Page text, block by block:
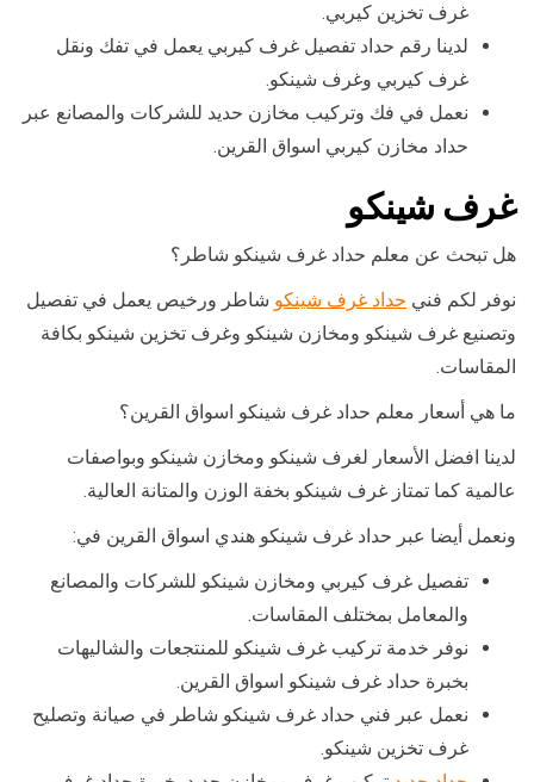
غرف تخزين كيربي.
لدينا رقم حداد تفصيل غرف كيربي يعمل في تفك ونقل
غرف كيربي وغرف شينكو.
نعمل في فك وتركيب مخازن حديد للشركات والمصانع عبر
حداد مخازن كيربي اسواق القرين.
غرف شينكو
هل تبحث عن معلم حداد غرف شينكو شاطر؟
نوفر لكم فني حداد غرف شينكو شاطر ورخيص يعمل في تفصيل
وتصنيع غرف شينكو ومخازن شينكو وغرف تخزين شينكو بكافة
المقاسات.
ما هي أسعار معلم حداد غرف شينكو اسواق القرين؟
لدينا افضل الأسعار لغرف شينكو ومخازن شينكو وبواصفات
عالمية كما تمتاز غرف شينكو بخفة الوزن والمتانة العالية.
ونعمل أيضا عبر حداد غرف شينكو هندي اسواق القرين في:
تفصيل غرف كيربي ومخازن شينكو للشركات والمصانع
والمعامل بمختلف المقاسات.
نوفر خدمة تركيب غرف شينكو للمنتجعات والشاليهات
بخبرة حداد غرف شينكو اسواق القرين.
نعمل عبر فني حداد غرف شينكو شاطر في صيانة وتصليح
غرف تخزين شينكو.